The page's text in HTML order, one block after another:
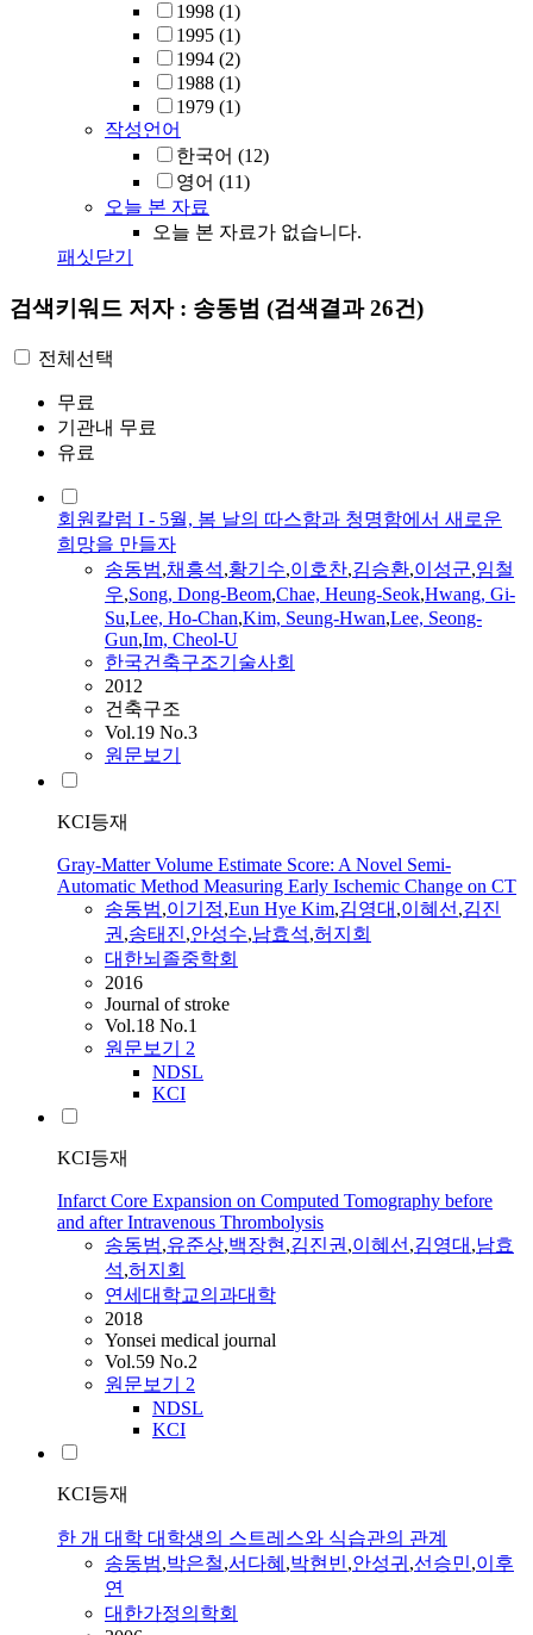
1998 (1)
1995 (1)
1994 (2)
1988 (1)
1979 (1)
작성언어
한국어 (12)
영어 (11)
오늘 본 자료
오늘 본 자료가 없습니다.
패싯닫기
검색키워드 저자 : 송동범 (검색결과 26건)
전체선택
무료
기관내 무료
유료
회원칼럼 I - 5월, 봄 날의 따스함과 청명함에서 새로운
희망을 만들자
송동범,채흥석,황기수,이호찬,김승환,이성군,임철
우,Song, Dong-Beom,Chae, Heung-Seok,Hwang, Gi-
Su,Lee, Ho-Chan,Kim, Seung-Hwan,Lee, Seong-
Gun,Im, Cheol-U
한국건축구조기술사회
2012
건축구조
Vol.19 No.3
원문보기
KCI등재
Gray-Matter Volume Estimate Score: A Novel Semi-
Automatic Method Measuring Early Ischemic Change on CT
송동범,이기정,Eun Hye Kim,김영대 ,이혜선,김진
권,송태진,안성수,남효석,허지회
대한뇌졸중학회
2016
Journal of stroke
Vol.18 No.1
원문보기 2
NDSL
KCI
KCI등재
Infarct Core Expansion on Computed Tomography before
and after Intravenous Thrombolysis
송동범,유준상,백장현,김진권,이혜선,김영대 ,남효
석,허지회
연세대학교의과대학
2018
Yonsei medical journal
Vol.59 No.2
원문보기 2
NDSL
KCI
KCI등재
한 개 대학 대학생의 스트레스와 식습관의 관계
송동범,박은철,서다혜 ,박현빈,안성귀 ,선승민,이후
연
대한가정의학회